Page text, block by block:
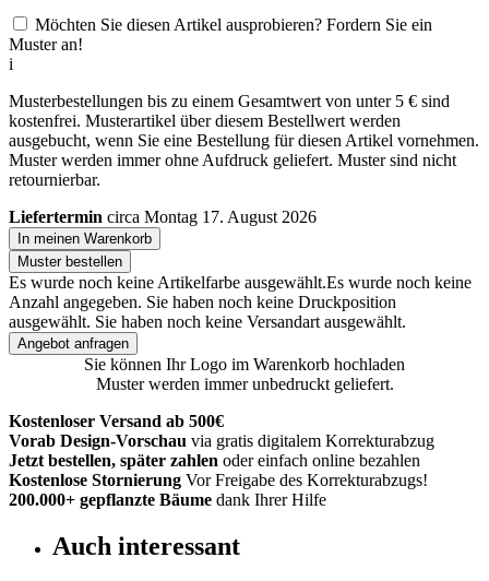
Möchten Sie diesen Artikel ausprobieren? Fordern Sie ein
Muster an!
i
Musterbestellungen bis zu einem Gesamtwert von unter 5 € sind
kostenfrei. Musterartikel über diesem Bestellwert werden
ausgebucht, wenn Sie eine Bestellung für diesen Artikel vornehmen.
Muster werden immer ohne Aufdruck geliefert. Muster sind nicht
retournierbar.
Liefertermin circa Montag 17. August 2026
In meinen Warenkorb
Muster bestellen
Es wurde noch keine Artikelfarbe ausgewählt.Es wurde noch keine
Anzahl angegeben. Sie haben noch keine Druckposition
ausgewählt. Sie haben noch keine Versandart ausgewählt.
Angebot anfragen
Sie können Ihr Logo im Warenkorb hochladen
Muster werden immer unbedruckt geliefert.
Kostenloser Versand ab 500€
Vorab Design-Vorschau via gratis digitalem Korrekturabzug
Jetzt bestellen, später zahlen oder einfach online bezahlen
Kostenlose Stornierung Vor Freigabe des Korrekturabzugs!
200.000+ gepflanzte Bäume dank Ihrer Hilfe
Auch interessant